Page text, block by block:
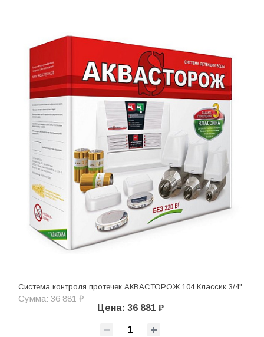
Система контроля протечек АКВАСТОРОЖ 104 Классик 3/4"
Сумма: 36 881 ₽
Цена: 36 881 ₽